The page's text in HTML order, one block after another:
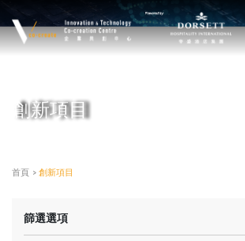
創新項目
首頁 > 創新項目
篩選選項